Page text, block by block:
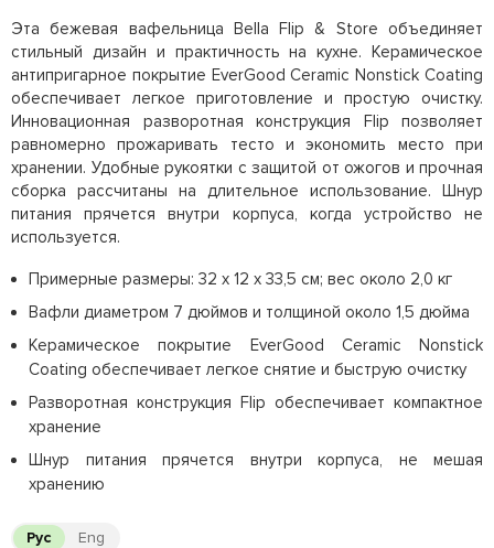
Эта бежевая вафельница Bella Flip & Store объединяет
стильный дизайн и практичность на кухне. Керамическое
антипригарное покрытие EverGood Ceramic Nonstick Coating
обеспечивает легкое приготовление и простую очистку.
Инновационная разворотная конструкция Flip позволяет
равномерно прожаривать тесто и экономить место при
хранении. Удобные рукоятки с защитой от ожогов и прочная
сборка рассчитаны на длительное использование. Шнур
питания прячется внутри корпуса, когда устройство не
используется.
Примерные размеры: 32 x 12 x 33,5 см; вес около 2,0 кг
Вафли диаметром 7 дюймов и толщиной около 1,5 дюйма
Керамическое покрытие EverGood Ceramic Nonstick
Coating обеспечивает легкое снятие и быструю очистку
Разворотная конструкция Flip обеспечивает компактное
хранение
Шнур питания прячется внутри корпуса, не мешая
хранению
Рус
Eng